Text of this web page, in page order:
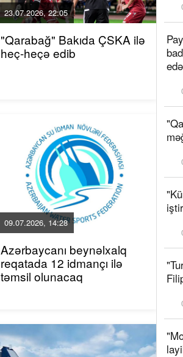
23.07.2026, 22:05
"Qarabağ" Bakıda ÇSKA ilə
heç-heçə edib
09.07.2026, 14:28
Azərbaycanı beynəlxalq
reqatada 12 idmançı ilə
təmsil olunacaq